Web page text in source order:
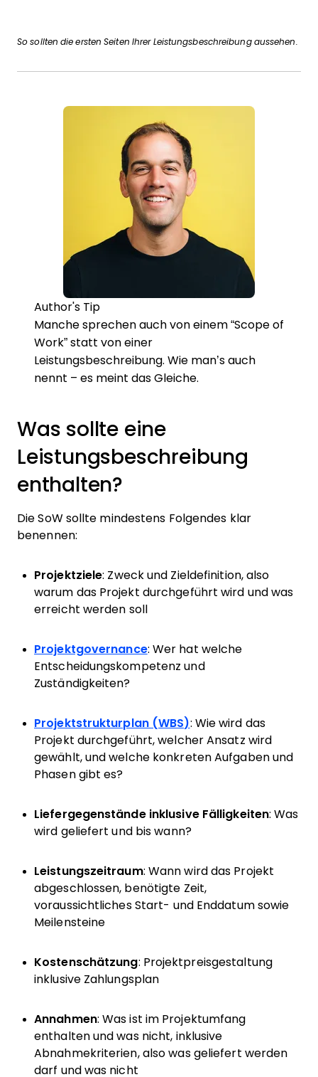
So sollten die ersten Seiten Ihrer Leistungsbeschreibung aussehen.
Author's Tip
Manche sprechen auch von einem “Scope of
Work” statt von einer
Leistungsbeschreibung. Wie man’s auch
nennt – es meint das Gleiche.
Was sollte eine
Leistungsbeschreibung
enthalten?
Die SoW sollte mindestens Folgendes klar
benennen:
Projektziele: Zweck und Zieldefinition, also
warum das Projekt durchgeführt wird und was
erreicht werden soll
Projektgovernance: Wer hat welche
Entscheidungskompetenz und
Zuständigkeiten?
Projektstrukturplan (WBS): Wie wird das
Projekt durchgeführt, welcher Ansatz wird
gewählt, und welche konkreten Aufgaben und
Phasen gibt es?
Liefergegenstände inklusive Fälligkeiten: Was
wird geliefert und bis wann?
Leistungszeitraum: Wann wird das Projekt
abgeschlossen, benötigte Zeit,
voraussichtliches Start- und Enddatum sowie
Meilensteine
Kostenschätzung: Projektpreisgestaltung
inklusive Zahlungsplan
Annahmen: Was ist im Projektumfang
enthalten und was nicht, inklusive
Abnahmekriterien, also was geliefert werden
darf und was nicht